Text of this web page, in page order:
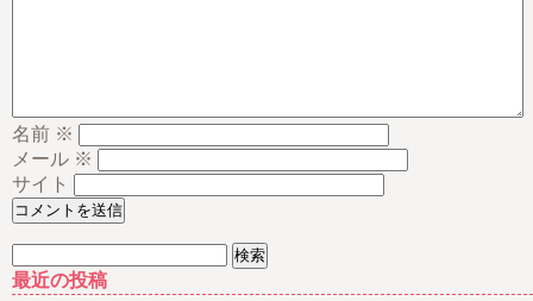
名前 ※
メール ※
サイト
索:
最近の投稿